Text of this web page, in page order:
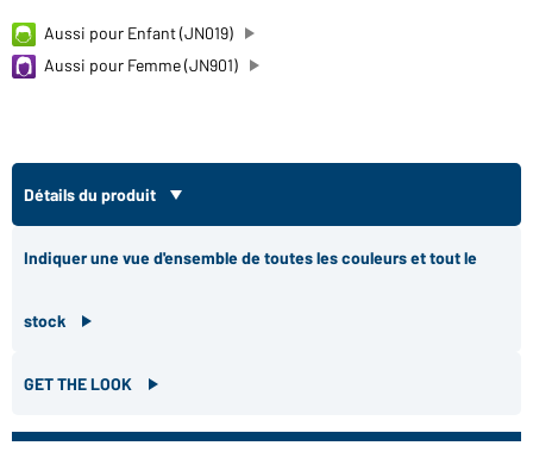
Aussi pour Enfant (JN019)
Aussi pour Femme (JN901)
Détails du produit
Indiquer une vue d'ensemble de toutes les couleurs et tout le
stock
GET THE LOOK